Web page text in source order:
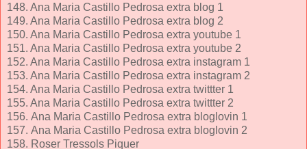
148. Ana Maria Castillo Pedrosa extra blog 1
149. Ana Maria Castillo Pedrosa extra blog 2
150. Ana Maria Castillo Pedrosa extra youtube 1
151. Ana Maria Castillo Pedrosa extra youtube 2
152. Ana Maria Castillo Pedrosa extra instagram 1
153. Ana Maria Castillo Pedrosa extra instagram 2
154. Ana Maria Castillo Pedrosa extra twittter 1
155. Ana Maria Castillo Pedrosa extra twittter 2
156. Ana Maria Castillo Pedrosa extra bloglovin 1
157. Ana Maria Castillo Pedrosa extra bloglovin 2
158. Roser Tressols Piquer